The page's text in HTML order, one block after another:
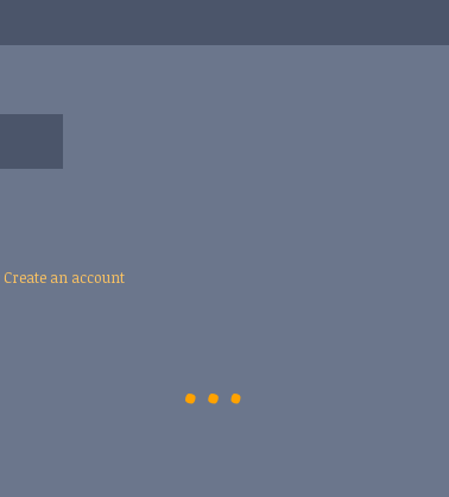
Create an account